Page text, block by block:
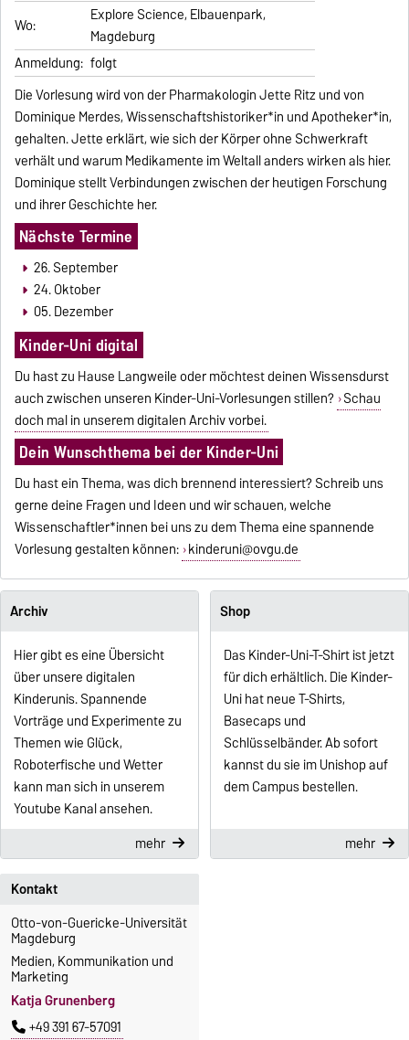
Wo:
Explore Science, Elbauenpark,
Magdeburg
Anmeldung: folgt
Die Vorlesung wird von der Pharmakologin Jette Ritz und von
Dominique Merdes, Wissenschaftshistoriker*in und Apotheker*in,
gehalten. Jette erklärt, wie sich der Körper ohne Schwerkraft
verhält und warum Medikamente im Weltall anders wirken als hier.
Dominique stellt Verbindungen zwischen der heutigen Forschung
und ihrer Geschichte her.
Nächste Termine
26. September
24. Oktober
05. Dezember
Kinder-Uni digital
Du hast zu Hause Langweile oder möchtest deinen Wissensdurst
auch zwischen unseren Kinder-Uni-Vorlesungen stillen? Schau
doch mal in unserem digitalen Archiv vorbei.
Dein Wunschthema bei der Kinder-Uni
Du hast ein Thema, was dich brennend interessiert? Schreib uns
gerne deine Fragen und Ideen und wir schauen, welche
Wissenschaftler*innen bei uns zu dem Thema eine spannende
Vorlesung gestalten können: kinderuni@ovgu.de
Archiv
Hier gibt es eine Übersicht
über unsere digitalen
Kinderunis. Spannende
Vorträge und Experimente zu
Themen wie Glück,
Roboterfische und Wetter
kann man sich in unserem
Youtube Kanal ansehen.
mehr
Shop
Das Kinder-Uni-T-Shirt ist jetzt
für dich erhältlich. Die Kinder-
Uni hat neue T-Shirts,
Basecaps und
Schlüsselbänder. Ab sofort
kannst du sie im Unishop auf
dem Campus bestellen.
mehr
Kontakt
Otto-von-Guericke-Universität
Magdeburg
Medien, Kommunikation und
Marketing
Katja Grunenberg
+49 391 67-57091